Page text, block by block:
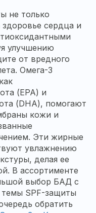
не только
сердца и
улучшению
от вредного
Омега-3
(EPA) и
(DHA), помогают
кожи и
Эти жирные
увлажнению
делая ее
В ассортименте
выбор БАД с
темы SPF-защиты
обратить